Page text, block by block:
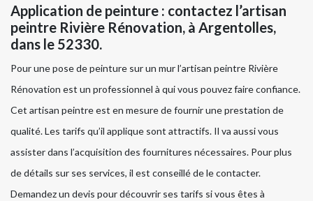
Application de peinture : contactez l’artisan
peintre Rivière Rénovation, à Argentolles,
dans le 52330.
Pour une pose de peinture sur un mur l’artisan peintre Rivière
Rénovation est un professionnel à qui vous pouvez faire confiance.
Cet artisan peintre est en mesure de fournir une prestation de
qualité. Les tarifs qu’il applique sont attractifs. Il va aussi vous
assister dans l’acquisition des fournitures nécessaires. Pour plus
de détails sur ses services, il est conseillé de le contacter.
Demandez un devis pour découvrir ses tarifs si vous êtes à